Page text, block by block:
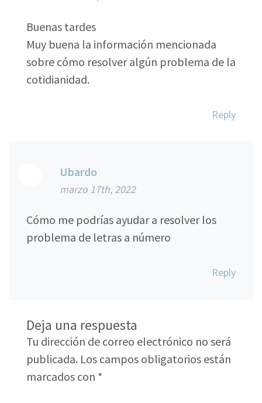
Buenas tardes
Muy buena la información mencionada
sobre cómo resolver algún problema de la
cotidianidad.
Reply
Ubardo
marzo 17th, 2022
Cómo me podrías ayudar a resolver los
problema de letras a número
Reply
Deja una respuesta
Tu dirección de correo electrónico no será
publicada. Los campos obligatorios están
marcados con *